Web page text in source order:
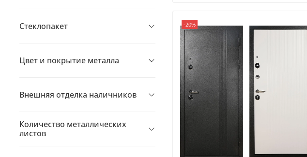
-20%
Стеклопакет
Цвет и покрытие металла
Внешняя отделка наличников
Количество металлических
листов